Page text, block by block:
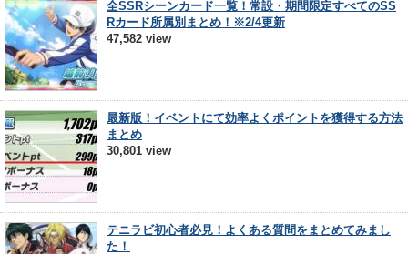
全SSRシーンカード一覧！常設・期間限定すべてのSS
Rカード所属別まとめ！※2/4更新
47,582 view
最新版！イベントにて効率よくポイントを獲得する方法
まとめ
30,801 view
テニラビ初心者必見！よくある質問をまとめてみまし
た！